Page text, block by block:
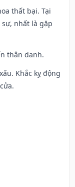
thất bại. Tại
nhất là gặp
thân danh.
Khắc kỵ động